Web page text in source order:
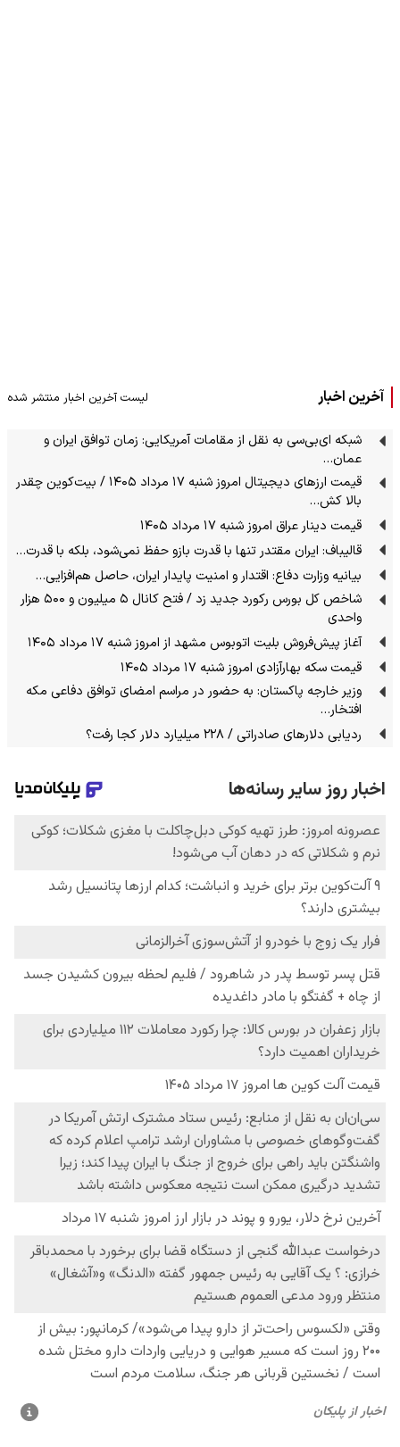
آخرین اخبار لیست آخرین اخبار منتشر شده
شبکه‌ ای‌بی‌سی به نقل از مقامات آمریکایی: زمان توافق ایران و
عمان…
قیمت ارز‌های دیجیتال امروز شنبه ۱۷ مرداد ۱۴۰۵ / بیت‌کوین چقدر
بالا کش…
قیمت دینار عراق امروز شنبه ۱۷ مرداد ۱۴۰۵
قالیباف: ایران مقتدر تنها با قدرت بازو حفظ نمی‌شود، بلکه با قدرت…
بیانیه وزارت دفاع: اقتدار و امنیت پایدار ایران، حاصل هم‌افزایی…
شاخص کل بورس رکورد جدید زد / فتح کانال ۵ میلیون و ۵۰۰ هزار
واحدی
آغاز پیش‌فروش بلیت اتوبوس مشهد از امروز شنبه ۱۷ مرداد ۱۴۰۵
قیمت سکه بهارآزادی امروز شنبه ۱۷ مرداد ۱۴۰۵
وزیر خارجه پاکستان: به حضور در مراسم امضای توافق دفاعی مکه
افتخار…
ردیابی دلارهای صادراتی / ۲۲۸ میلیارد دلار کجا رفت؟